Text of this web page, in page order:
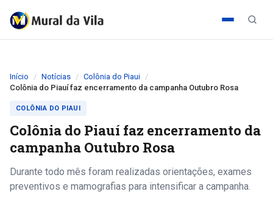
Início Notícias
Colônia do Piaui
Colônia do Piauí faz encerramento da campanha Outubro Rosa
COLÔNIA DO PIAUI
Colônia do Piauí faz encerramento da
campanha Outubro Rosa
Durante todo mês foram realizadas orientações, exames
preventivos e mamografias para intensificar a campanha.